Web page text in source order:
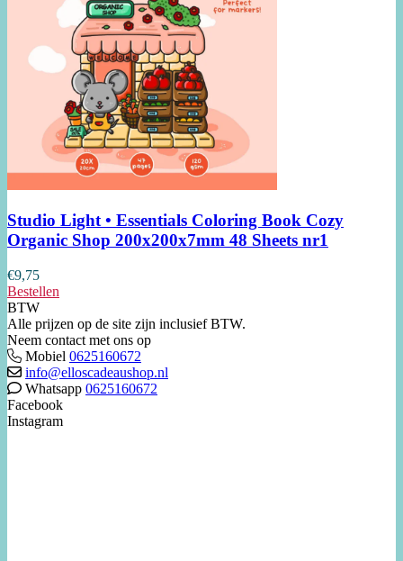
Studio Light • Essentials Coloring Book Cozy
Organic Shop 200x200x7mm 48 Sheets nr1
€9,75
Bestellen
BTW
Alle prijzen op de site zijn inclusief BTW.
Neem contact met ons op
Mobiel 0625160672
info@elloscadeaushop.nl
Whatsapp 0625160672
Facebook
Instagram